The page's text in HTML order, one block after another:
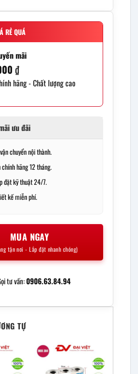
RẺ QUÁ
mãi
₫
hãng - Chất lượng cao
ưu đãi
chuyển nội thành.
chính hãng 12 tháng.
đặt kỹ thuật 24/7.
kế miễn phí.
MUA NGAY
tận nơi - Lắp đặt nhanh chóng)
tư vấn:0906.63.84.94
TỰ